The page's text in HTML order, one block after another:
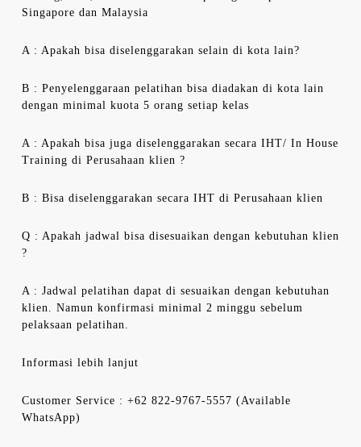
Singapore dan Malaysia
A : Apakah bisa diselenggarakan selain di kota lain?
B : Penyelenggaraan pelatihan bisa diadakan di kota lain
dengan minimal kuota 5 orang setiap kelas
A : Apakah bisa juga diselenggarakan secara IHT/ In House
Training di Perusahaan klien ?
B : Bisa diselenggarakan secara IHT di Perusahaan klien
Q : Apakah jadwal bisa disesuaikan dengan kebutuhan klien
?
A : Jadwal pelatihan dapat di sesuaikan dengan kebutuhan
klien. Namun konfirmasi minimal 2 minggu sebelum
pelaksaan pelatihan.
Informasi lebih lanjut
Customer Service : +62 822-9767-5557 (Available
WhatsApp)